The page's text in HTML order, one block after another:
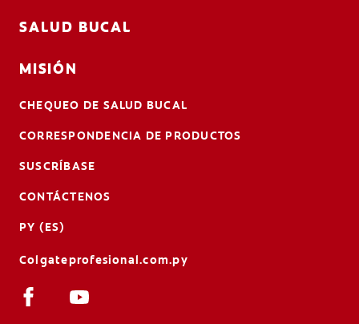
SALUD BUCAL
MISIÓN
CHEQUEO DE SALUD BUCAL
CORRESPONDENCIA DE PRODUCTOS
SUSCRÍBASE
CONTÁCTENOS
PY (ES)
Colgateprofesional.com.py